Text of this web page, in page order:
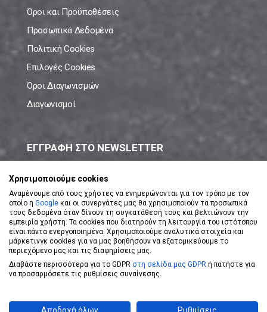
Όροι και Προϋποθέσεις
Προσωπικά Δεδομένα
Πολιτική Cookies
Επιλογές Cookies
Όροι Διαγωνισμών
Διαγωνισμοί
ΕΓΓΡΑΦΗ ΣΤΟ NEWSLETTER
ΕΓΓΡΑΦΗ ΣΤΟ NEWSLETTER
Αποδέχομαι τουςΌρους Χρήσης
Powered byeShopKeyDesigned byKoolmetrix
Χρησιμοποιούμε cookies
Αναμένουμε από τους χρήστες να ενημερώνονται για τον τρόπο με τον
οποίο η Google και οι συνεργάτες μας θα χρησιμοποιούν τα προσωπικά
τους δεδομένα όταν δίνουν τη συγκατάθεσή τους και βελτιώνουν την
εμπειρία χρήστη. Τα cookies που διατηρούν τη λειτουργία του ιστότοπου
είναι πάντα ενεργοποιημένα. Χρησιμοποιούμε αναλυτικά στοιχεία και
μάρκετινγκ cookies για να μας βοηθήσουν να εξατομικεύουμε το
περιεχόμενο μας και τις διαφημίσεις μας.
Διαβάστε περισσότερα για το GDPR στη σελίδα μας GDPR ή πατήστε για
να προσαρμόσετε τις ρυθμίσεις συναίνεσης.